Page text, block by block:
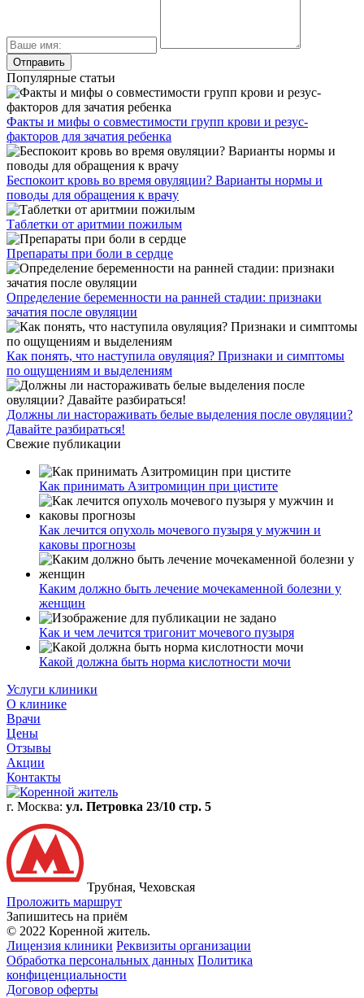
Популярные статьи
Факты и мифы о совместимости групп крови и резус-
факторов для зачатия ребенка
Беспокоит кровь во время овуляции? Варианты нормы и
поводы для обращения к врачу
Таблетки от аритмии пожилым
Препараты при боли в сердце
Определение беременности на ранней стадии: признаки
зачатия после овуляции
Как понять, что наступила овуляция? Признаки и симптомы
по ощущениям и выделениям
Должны ли настораживать белые выделения после овуляции?
Давайте разбираться!
Свежие публикации
Как принимать Азитромицин при цистите
Как лечится опухоль мочевого пузыря у мужчин и
каковы прогнозы
Каким должно быть лечение мочекаменной болезни у
женщин
Как и чем лечится тригонит мочевого пузыря
Какой должна быть норма кислотности мочи
Услуги клиники
О клинике
Врачи
Цены
Отзывы
Акции
Контакты
г. Москва: ул. Петровка 23/10 стр. 5
Трубная, Чеховская
Проложить маршрут
Запишитесь на приём
© 2022 Коренной житель.
Лицензия клиники Реквизиты организации
Обработка персональных данных Политика
конфиценциальности
Договор оферты